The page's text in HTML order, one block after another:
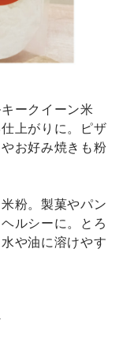
ークイーン米
上がりに。ピザ
お好み焼きも粉
粉。製菓やパン
ルシーに。とろ
や油に溶けやす